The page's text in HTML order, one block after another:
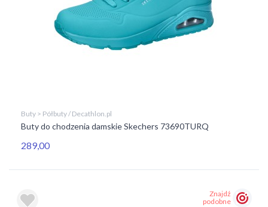
Buty > Półbuty / Decathlon.pl
Buty do chodzenia damskie Skechers 73690TURQ
289,00
Znajdź
podobne